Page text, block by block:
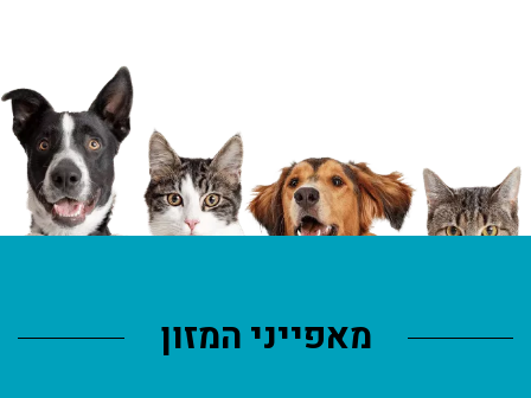
מאפייני המזון